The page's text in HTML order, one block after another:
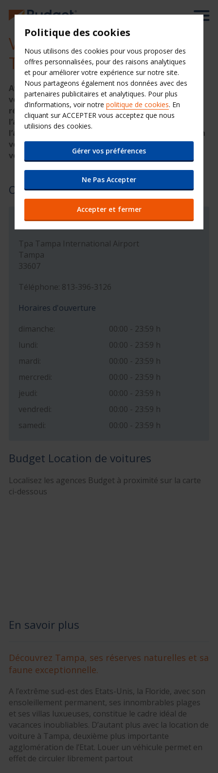
Votre location de voiture à
Tampa
Avec la location de véhicule à Tampa, retrouvez-
vous au cœur de la Floride, dans une ville très
réputée touristiquement. Dès votre sortie de
l’avion, sachez qu’une agence de location à
l’aéroport de Tampa vous permet de disposer d’un
véhicule pour effectuer vos déplacements durant
votre séjour.
Où nous trouver
Adresse
Tpa Tampa International Airport
Tampa
33607
Téléphone: 813-396-3126
Horaires d'ouverture
dimanche:
00:00 - 23:59 h
lundi:
00:00 - 23:59 h
mardi:
00:00 - 23:59 h
mercredi:
00:00 - 23:59 h
jeudi:
00:00 - 23:59 h
vendredi:
00:00 - 23:59 h
samedi:
00:00 - 23:59 h
Budget Location de voitures
Localisez les agences Budget à proximité sur la carte
ci-dessous
En savoir plus
Découvrez Tampa, ses réserves naturelles et sa
faune exceptionnelle.
A l’extrême sud-est des Etats-Unis, la Floride, avec son
ensoleillement permanent, ses innombrables plages
et ses villas luxueuses, constitue le cadre idéal de
vacances inoubliables. D’autant plus avec la location de
voiture à Tampa, deuxième plus importante
agglomération de l’Etat. Louer un véhicule permet en
effet de circuler librement partout
Politique des cookies
Nous utilisons des cookies pour vous proposer des
offres personnalisées, pour des raisons analytiques
et pour améliorer votre expérience sur notre site.
Nous partageons également nos données avec des
partenaires publicitaires et analytiques. Pour plus
d’informations, voir notre politique de cookies. En
cliquant sur ACCEPTER vous acceptez que nous
utilisions des cookies.
Gérer vos préférences
Ne Pas Accepter
Accepter et fermer